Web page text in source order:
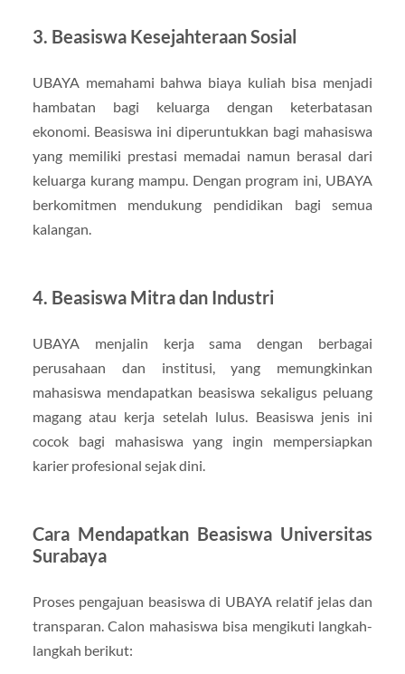
3. Beasiswa Kesejahteraan Sosial
UBAYA memahami bahwa biaya kuliah bisa menjadi
hambatan bagi keluarga dengan keterbatasan
ekonomi. Beasiswa ini diperuntukkan bagi mahasiswa
yang memiliki prestasi memadai namun berasal dari
keluarga kurang mampu. Dengan program ini, UBAYA
berkomitmen mendukung pendidikan bagi semua
kalangan.
4. Beasiswa Mitra dan Industri
UBAYA menjalin kerja sama dengan berbagai
perusahaan dan institusi, yang memungkinkan
mahasiswa mendapatkan beasiswa sekaligus peluang
magang atau kerja setelah lulus. Beasiswa jenis ini
cocok bagi mahasiswa yang ingin mempersiapkan
karier profesional sejak dini.
Cara Mendapatkan Beasiswa Universitas
Surabaya
Proses pengajuan beasiswa di UBAYA relatif jelas dan
transparan. Calon mahasiswa bisa mengikuti langkah-
langkah berikut: